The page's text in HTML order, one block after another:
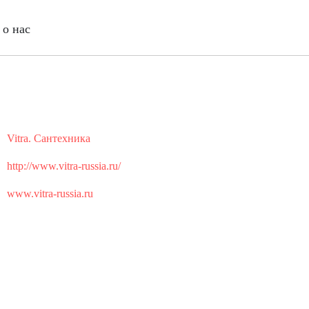
о нас
Vitra. Сантехника
http://www.vitra-russia.ru/
www.vitra-russia.ru